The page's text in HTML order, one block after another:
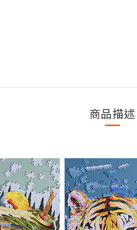
商品描述